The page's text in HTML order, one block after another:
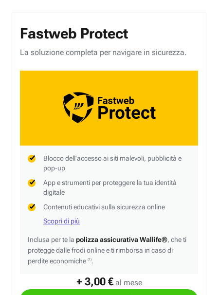
Fastweb Protect
+ 3,00 € al mese
La soluzione completa per navigare in sicurezza.
Blocco dell'accesso ai siti malevoli, pubblicità e
pop-up
App e strumenti per proteggere la tua identità
digitale
Contenuti educativi sulla sicurezza online
Scopri di più
Inclusa per te la polizza assicurativa Wallife®, che ti
protegge dalle frodi online e ti rimborsa in caso di
perdite economiche (1).